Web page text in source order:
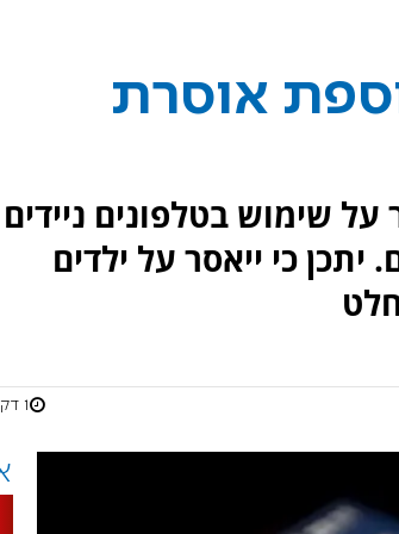
אוסרת
שימוש בטלפונים ניידים
כי ייאסר על ילדים
1 דקות